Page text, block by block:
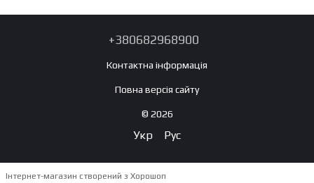
+380682968900
Контактна інформація
Повна версія сайту
© 2026
Укр Рус
Інтернет-магазин створений з Хорошоп